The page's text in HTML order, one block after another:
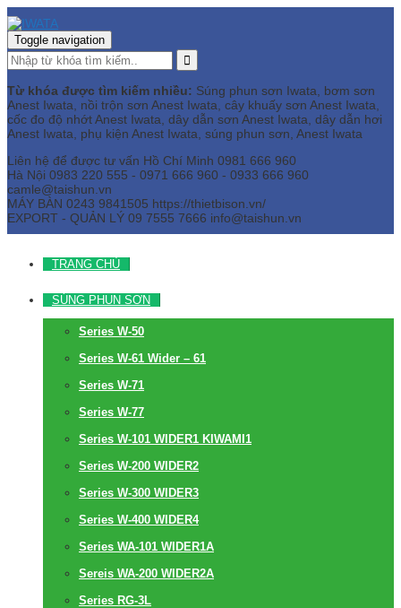
Toggle navigation
Từ khóa được tìm kiếm nhiều: Súng phun sơn Iwata, bơm sơn
Anest Iwata, nồi trộn sơn Anest Iwata, cây khuấy sơn Anest Iwata,
cốc đo độ nhớt Anest Iwata, dây dẫn sơn Anest Iwata, dây dẫn hơi
Anest Iwata, phụ kiện Anest Iwata, súng phun sơn, Anest Iwata
Liên hệ để được tư vấn Hồ Chí Minh 0981 666 960
Hà Nội 0983 220 555 - 0971 666 960 - 0933 666 960
camle@taishun.vn
MÁY BÀN 0243 9841505 https://thietbison.vn/
EXPORT - QUẢN LÝ 09 7555 7666 info@taishun.vn
TRANG CHỦ
SÚNG PHUN SƠN
Series W-50
Series W-61 Wider – 61
Series W-71
Series W-77
Series W-101 WIDER1 KIWAMI1
Series W-200 WIDER2
Series W-300 WIDER3
Series W-400 WIDER4
Series WA-101 WIDER1A
Sereis WA-200 WIDER2A
Series RG-3L